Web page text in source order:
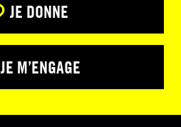
JE DONNE
JE M’ENGAGE